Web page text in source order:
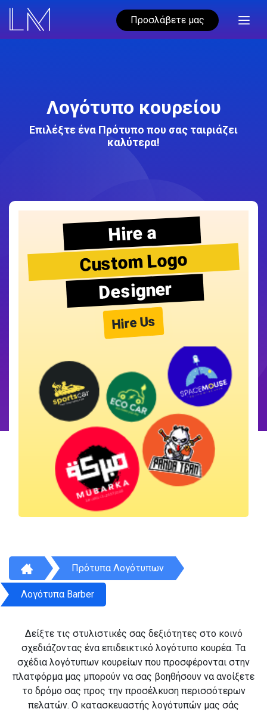
Προσλάβετε μας
Λογότυπο κουρείου
Επιλέξτε ένα Πρότυπο που σας ταιριάζει
καλύτερα!
Hire a
Custom Logo
Designer
Hire Us
Πρότυπα Λογότυπων
Λογότυπα Barber
Δείξτε τις στυλιστικές σας δεξιότητες στο κοινό
σχεδιάζοντας ένα επιδεικτικό λογότυπο κουρέα. Τα
σχέδια λογότυπων κουρείων που προσφέρονται στην
πλατφόρμα μας μπορούν να σας βοηθήσουν να ανοίξετε
το δρόμο σας προς την προσέλκυση περισσότερων
πελατών. Ο κατασκευαστής λογότυπών μας σάς